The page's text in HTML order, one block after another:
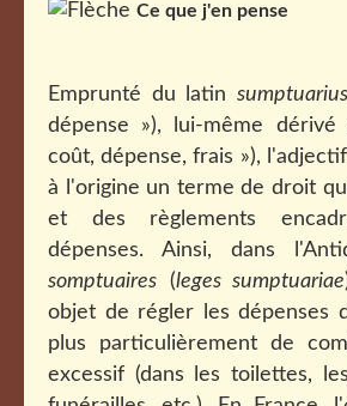
Ce que j'en pense
Emprunté du latinsumptuarius
dépense »), lui-même dérivé
coût, dépense, frais »), l'adjectif
à l'origine un terme de droit
et des règlements
dépenses. Ainsi, dans
somptuaires (leges sumptuariae
objet de régler les dépenses
plus particulièrement de
excessif (dans les toilettes,